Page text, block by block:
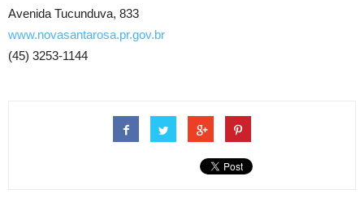
Avenida Tucunduva, 833
www.novasantarosa.pr.gov.br
(45) 3253-1144